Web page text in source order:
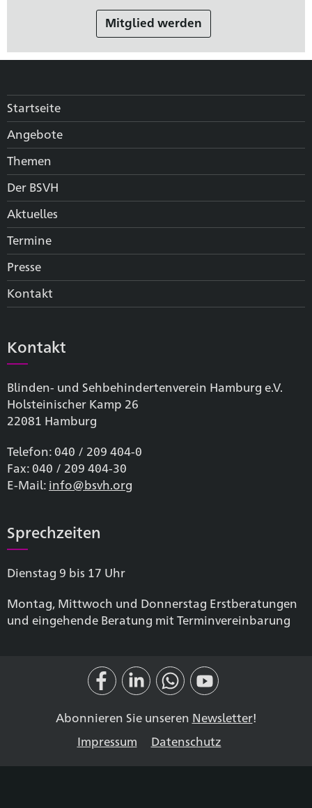
Mitglied werden
Startseite
Angebote
Themen
Der BSVH
Aktuelles
Termine
Presse
Kontakt
Kontakt
Blinden- und Sehbehinderten­verein Hamburg e.V.
Holsteinischer Kamp 26
22081 Hamburg
Telefon: 040 / 209 404-0
Fax: 040 / 209 404-30
E-Mail: info@bsvh.org
Sprechzeiten
Dienstag 9 bis 17 Uhr
Montag, Mittwoch und Donnerstag Erstberatungen
und eingehende Beratung mit Terminvereinbarung
Abonnieren Sie unseren Newsletter!
Impressum
Datenschutz